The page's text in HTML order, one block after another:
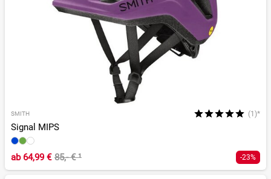
SMITH (1)*
Signal MIPS
ab64,99 € 85,- €¹ -23%